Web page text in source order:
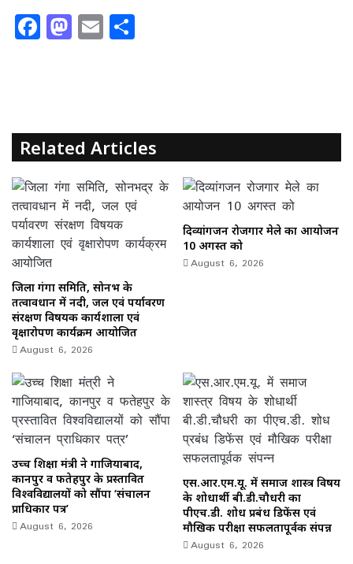
F
a
b
o
o
k
M
a
d
o
n
E
m
Related Articles
जिला गंगा समिति, सोनभद्र के
तत्वावधान में नदी, जल एवं पर्यावरण
संरक्षण विषयक कार्यशाला एवं
वृक्षारोपण कार्यक्रम आयोजित
August 6, 2026
दिव्यांगजन रोजगार मेले का आयोजन
10 अगस्त को
August 6, 2026
उच्च शिक्षा मंत्री ने गाजियाबाद,
कानपुर व फतेहपुर के प्रस्तावित
विश्वविद्यालयों को सौंपा ‘संचालन
प्राधिकार पत्र’
August 6, 2026
एस.आर.एम.यू. में समाज शास्त्र विषय
के शोधार्थी बी.डी.चौधरी का
पीएच.डी. शोध प्रबंध डिफेंस एवं
मौखिक परीक्षा सफलतापूर्वक संपन्न
August 6, 2026